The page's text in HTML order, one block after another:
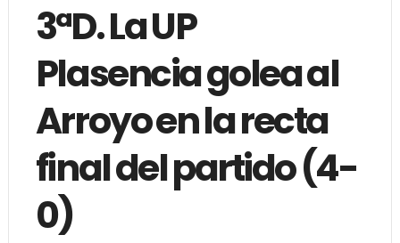
3ªD. La UP
Plasencia golea al
Arroyo en la recta
final del partido (4-
0)